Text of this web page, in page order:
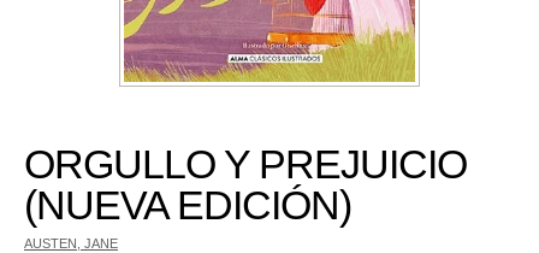
ORGULLO Y PREJUICIO
(NUEVA EDICIÓN)
AUSTEN, JANE